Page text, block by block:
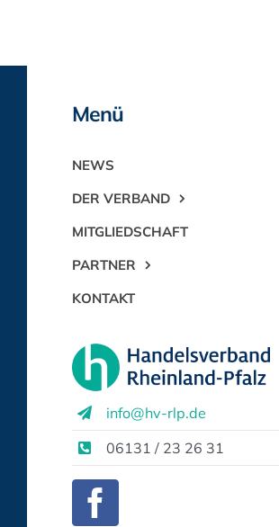
Menü
NEWS
DER VERBAND
MITGLIEDSCHAFT
PARTNER
KONTAKT
info@hv-rlp.de
06131 / 23 26 31